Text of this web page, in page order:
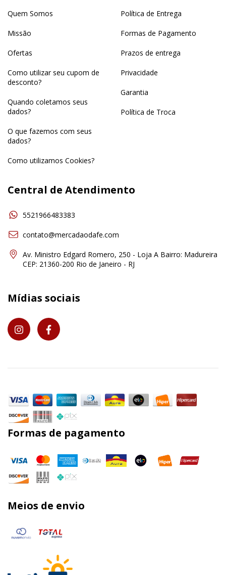
Quem Somos
Missão
Ofertas
Como utilizar seu cupom de
desconto?
Quando coletamos seus
dados?
O que fazemos com seus
dados?
Como utilizamos Cookies?
Política de Entrega
Formas de Pagamento
Prazos de entrega
Privacidade
Garantia
Política de Troca
Central de Atendimento
5521966483383
contato@mercadaodafe.com
Av. Ministro Edgard Romero, 250 - Loja A Bairro: Madureira
CEP: 21360-200 Rio de Janeiro - RJ
Mídias sociais
Formas de pagamento
Meios de envio